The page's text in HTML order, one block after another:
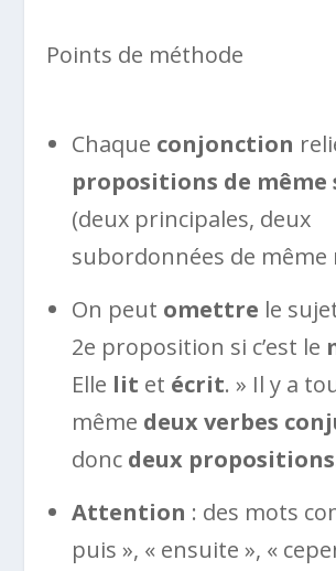
Points de méthode
Chaque conjonction
propositions de
(deux principales, deux
subordonnées de même
On peut omettre le
2e proposition si c’est le
Elle lit et écrit. » Il y a
même deux verbes
donc deux propositions
Attention : des mots
puis », « ensuite », «